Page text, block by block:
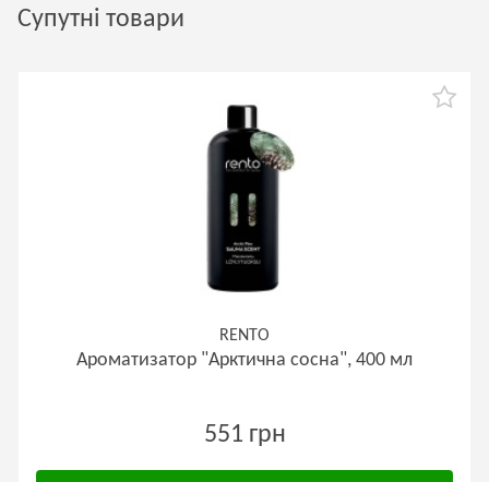
Супутні товари
RENTO
Ароматизатор "Арктична сосна", 400 мл
551 грн